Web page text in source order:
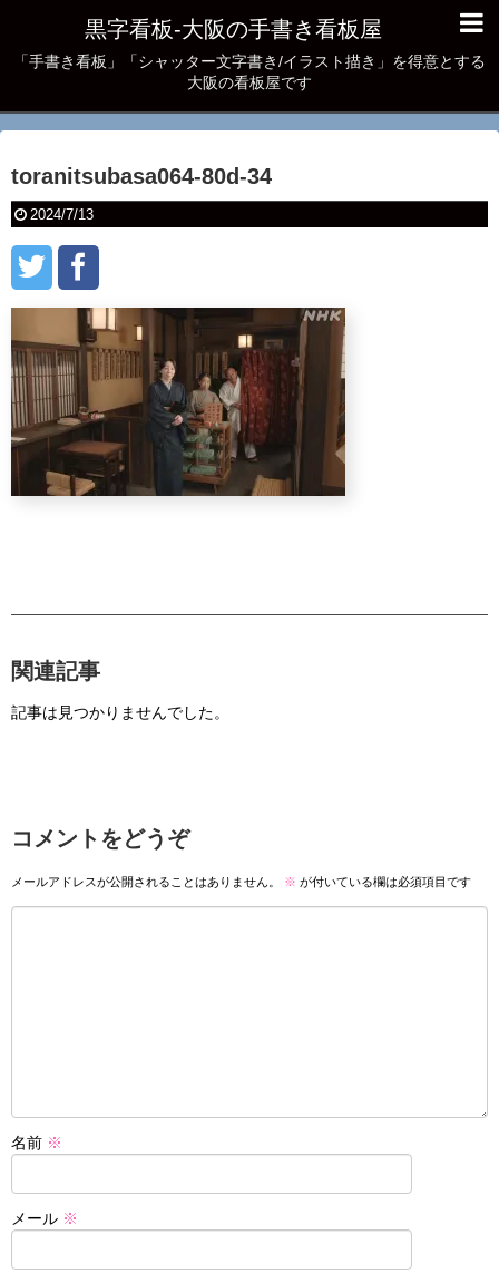
黒字看板‐大阪の手書き看板屋
「手書き看板」「シャッター文字書き/イラスト描き」を得意とする
大阪の看板屋です
toranitsubasa064-80d-34
2024/7/13
関連記事
記事は見つかりませんでした。
コメントをどうぞ
メールアドレスが公開されることはありません。 ※ が付いている欄は必須項目です
名前 ※
メール ※